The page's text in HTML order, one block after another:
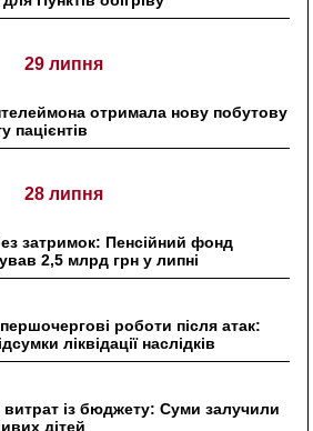
29 липня
отримала нову побутову
пацієнтів
28 липня
затримок: Пенсійний фонд
2,5 млрд грн у липні
роботи після атак:
ліквідації наслідків
із бюджету: Суми залучили
дітей